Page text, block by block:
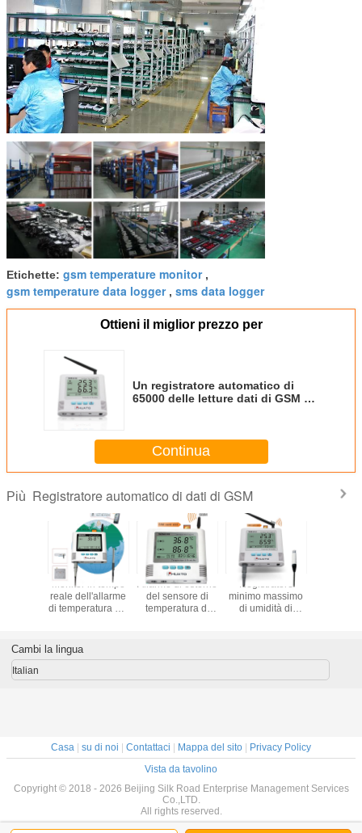
Etichette: gsm temperature monitor,
gsm temperature data logger, sms data logger
Ottieni il miglior prezzo per
Un registratore automatico di
65000 delle letture dati di GSM 2g
Continua
Più Registratore automatico di dati di GSM
sonda
Monitor in tempo
reale dell'allarme
di temperatura del
agricola
Allarme di esterno
del sensore di
temperatura di
precisione
Registratore
minimo massimo
di umidità di
temperatura di
sonda esterna
Cambi la lingua
Italian
Casa | su di noi | Contattaci | Mappa del sito | Privacy Policy
Vista da tavolino
Copyright © 2018 - 2026 Beijing Silk Road Enterprise Management Services
Co.,LTD.
All rights reserved.